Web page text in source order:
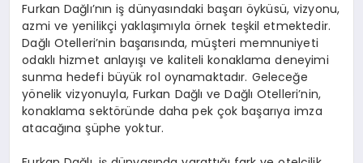
Furkan Dağlı’nın iş dünyasındaki başarı öyküsü, vizyonu,
azmi ve yenilikçi yaklaşımıyla örnek teşkil etmektedir.
Dağlı Otelleri’nin başarısında, müşteri memnuniyeti
odaklı hizmet anlayışı ve kaliteli konaklama deneyimi
sunma hedefi büyük rol oynamaktadır. Geleceğe
yönelik vizyonuyla, Furkan Dağlı ve Dağlı Otelleri’nin,
konaklama sektöründe daha pek çok başarıya imza
atacağına şüphe yoktur.